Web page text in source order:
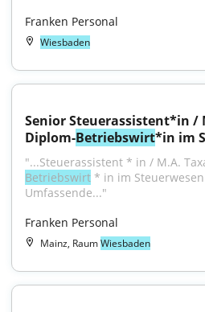
Franken Personal
Wiesbaden
Senior Steuerassistent*in /
Diplom-Betriebswirt*in im
"...Steuerassistent * in / M.A.
Betriebswirt * in im
Umfassende..."
Franken Personal
Mainz, RaumWiesbaden